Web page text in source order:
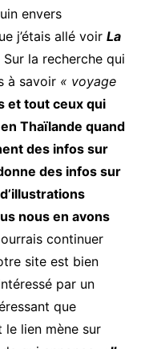
envers
j’étais allé voir La
la recherche qui
à savoir « voyage
et tout ceux qui
Thaïlande quand
des infos sur
des infos sur
nous en avons
continuer
site est bien
par un
que
le lien mène sur